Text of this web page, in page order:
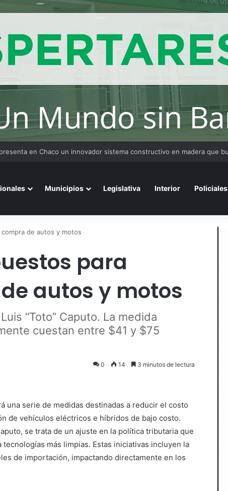
Municipios Legislativa Interior Policiales
de autos y motos
para
autos y motos
“Toto” Caputo. La medida
cuestan entre $41 y $75
0 14 3 minutos de lectura
una serie de medidas destinadas a reducir el costo
de vehículos eléctricos e híbridos de bajo costo.
se trata de un ajuste en la política tributaria que
más limpias. Estas iniciativas incluyen la
de importación, impactando directamente en los